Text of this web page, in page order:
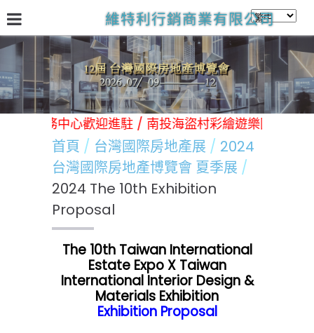
維特利行銷商業有限公司
關於我們 台灣國際房地產展 林口Victory商務中心 日
商務中心歡迎進駐 / 南投海盜村彩繪遊樂園歡迎
首頁 台灣國際房地產展
2024
台灣國際房地產博覽會 夏季展
2024 The 10th Exhibition
Proposal
The 10th Taiwan International
Estate Expo X Taiwan
International Interior Design &
Materials Exhibition
Exhibition Proposal